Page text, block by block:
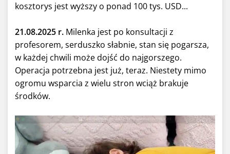
kosztorys jest wyższy o ponad 100 tys. USD...
21.08.2025 r. Milenka jest po konsultacji z
profesorem, serduszko słabnie, stan się pogarsza,
w każdej chwili może dojść do najgorszego.
Operacja potrzebna jest już, teraz. Niestety mimo
ogromu wsparcia z wielu stron wciąż brakuje
środków.